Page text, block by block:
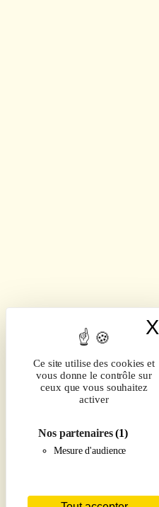
Ce site utilise des cookies et
vous donne le contrôle sur
ceux que vous souhaitez
activer
Nos partenaires(1)
Mesure d'audience
X